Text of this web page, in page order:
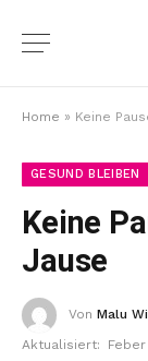
Home » Keine
GESUND BLEIBEN
Keine
Jause
Von Malu
Aktualisiert: